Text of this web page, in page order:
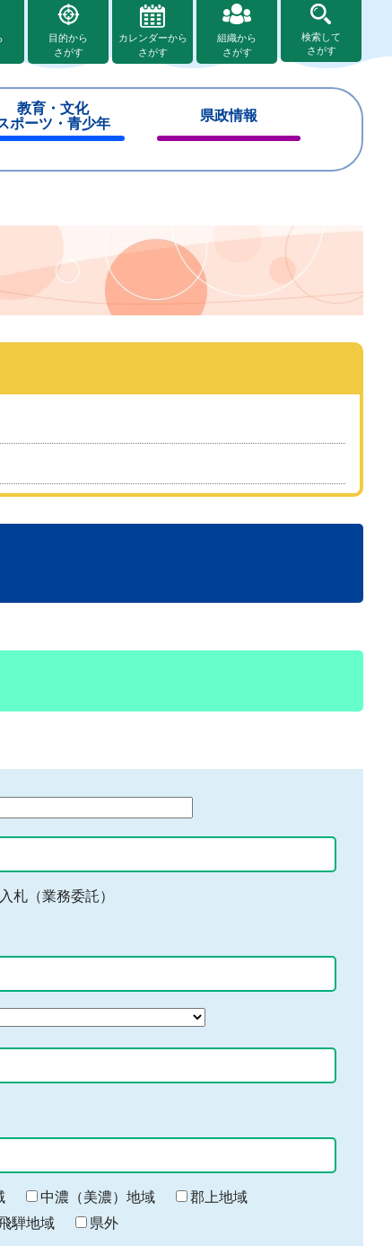
目的から
さがす
カレンダーから
さがす
組織から
さがす
検索して
さがす
教育・文化
ポーツ・青少年
県政情報
じ
札（業務委託）
中濃（美濃）地域
郡上地域
騨地域 県外